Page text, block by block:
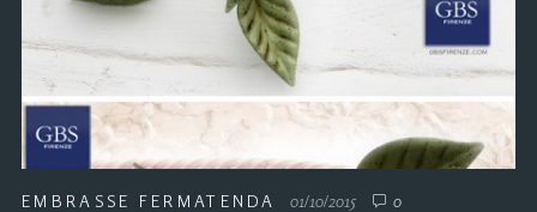
EMBRASSE FERMATENDA 01/10/2015 0